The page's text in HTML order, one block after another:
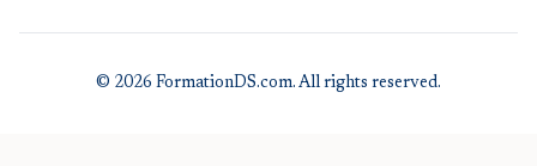
© 2026 FormationDS.com. All rights reserved.